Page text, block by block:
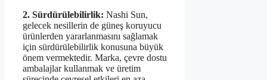
2. Sürdürülebilirlik: Nashi Sun,
gelecek nesillerin de güneş koruyucu
ürünlerden yararlanmasını sağlamak
için sürdürülebilirlik konusuna büyük
önem vermektedir. Marka, çevre dostu
ambalajlar kullanmak ve üretim